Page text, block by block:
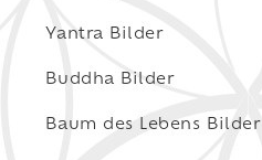
Yantra Bilder
Buddha Bilder
Baum des Lebens Bilder